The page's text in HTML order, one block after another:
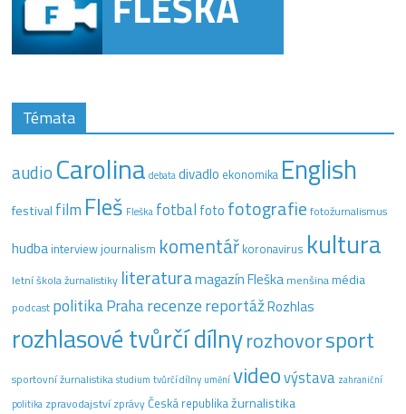
Témata
audio Carolina debata divadlo ekonomika English
festival film Fleš Fleška fotbal foto fotografie fotožurnalismus
hudba interview journalism komentář koronavirus kultura
letní škola žurnalistiky literaturamagazín Fleška menšinamédia
podcast politikaPraharecenzereportážRozhlas
rozhlasové tvůrčí dílnyrozhovorsport
sportovní žurnalistika studium tvůrčí dílny uměnívideovýstava zahraniční
politika zpravodajstvízprávyČeská republikažurnalistika